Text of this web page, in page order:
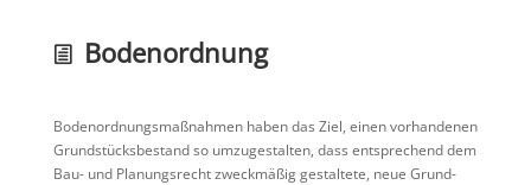
Boden­ord­nung
Boden­ord­nungs­maß­nahmen haben das Ziel, einen vorhan­denen
Grund­stücks­be­stand so umzuge­stalten, dass entspre­chend dem
Bau- und Planungs­recht zweck­mäßig gestal­tete, neue Grund­